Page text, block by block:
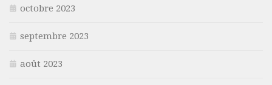
octobre 2023
septembre 2023
août 2023